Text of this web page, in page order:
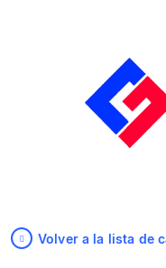
Volver a la lista de